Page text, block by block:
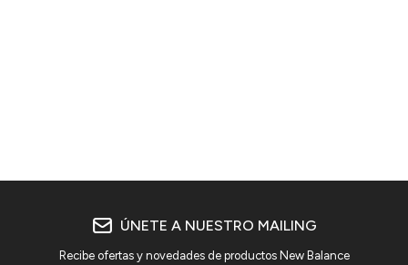
ÚNETE A NUESTRO MAILING
Recibe ofertas y novedades de productos New Balance